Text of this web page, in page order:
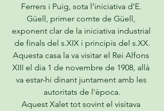
Ferrers i Puig, sota l’iniciativa d’E.
Güell, primer comte de Güell,
exponent clar de la iniciativa industrial
de finals del s.XIX i principis del s.XX.
Aquesta casa la va visitar el Rei Alfons
XIII el dia 1 de novembre de 1908, allà
va estar-hi dinant juntament amb les
autoritats de l'època.
Aquest Xalet tot sovint el visitava